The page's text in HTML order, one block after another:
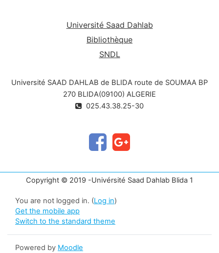
Université Saad Dahlab
Bibliothèque
SNDL
Université SAAD DAHLAB de BLIDA route de SOUMAA BP
270 BLIDA(09100) ALGERIE
025.43.38.25-30
Copyright © 2019 -Univérsité Saad Dahlab Blida 1
You are not logged in. (Log in)
Get the mobile app
Switch to the standard theme
Powered by Moodle